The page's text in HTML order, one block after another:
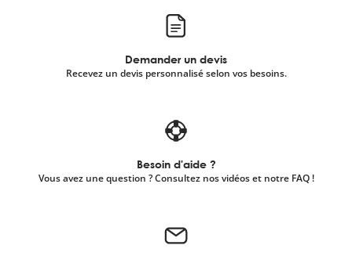
Demander un devis
Recevez un devis personnalisé selon vos besoins.
Besoin d'aide ?
Vous avez une question ? Consultez nos vidéos et notre FAQ !